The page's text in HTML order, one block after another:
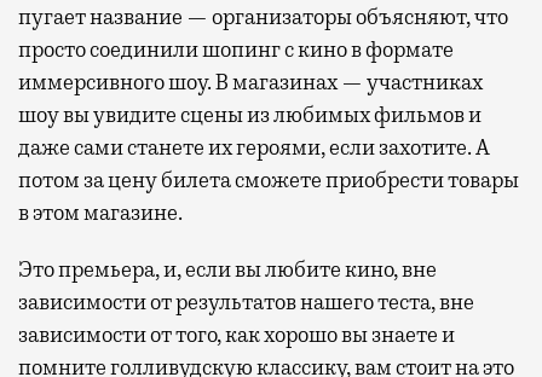
пугает название — организаторы объясняют, что
просто соединили шопинг с кино в формате
иммерсивного шоу. В магазинах — участниках
шоу вы увидите сцены из любимых фильмов и
даже сами станете их героями, если захотите. А
потом за цену билета сможете приобрести товары
в этом магазине.
Это премьера, и, если вы любите кино, вне
зависимости от результатов нашего теста, вне
зависимости от того, как хорошо вы знаете и
помните голливудскую классику, вам стоит на это